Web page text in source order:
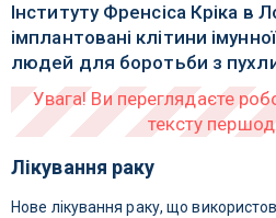
Інституту Френсіса Кріка в
імплантовані клітини
людей для боротьби з
Лікування раку
Нове лікування раку, що